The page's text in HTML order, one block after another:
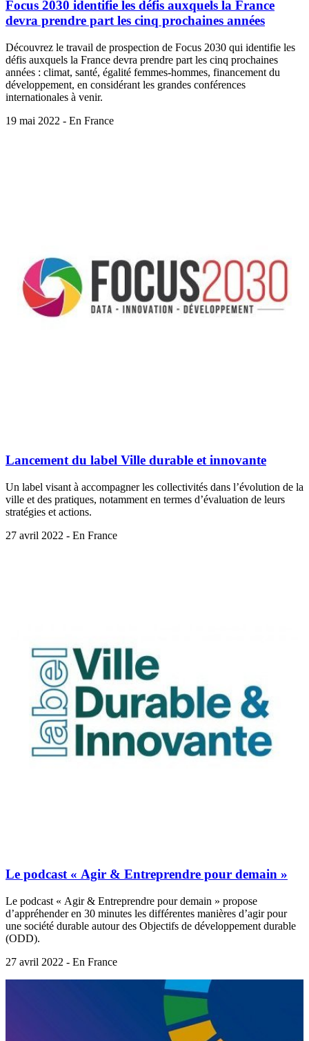
Focus 2030 identifie les défis auxquels la France
devra prendre part les cinq prochaines années
Découvrez le travail de prospection de Focus 2030 qui identifie les
défis auxquels la France devra prendre part les cinq prochaines
années : climat, santé, égalité femmes-hommes, financement du
développement, en considérant les grandes conférences
internationales à venir.
19 mai 2022 - En France
Lancement du label Ville durable et innovante
Un label visant à accompagner les collectivités dans l’évolution de la
ville et des pratiques, notamment en termes d’évaluation de leurs
stratégies et actions.
27 avril 2022 - En France
Le podcast « Agir & Entreprendre pour demain »
Le podcast « Agir & Entreprendre pour demain » propose
d’appréhender en 30 minutes les différentes manières d’agir pour
une société durable autour des Objectifs de développement durable
(ODD).
27 avril 2022 - En France